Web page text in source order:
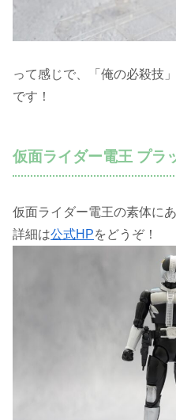
って感じで、「俺の必殺技
です！
仮面ライダー電王 プラ
仮面ライダー電王の素体にあ
詳細は公式HPをどうぞ！